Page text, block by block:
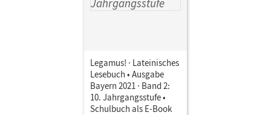
Legamus! · Lateinisches
Lesebuch • Ausgabe
Bayern 2021 · Band 2:
10. Jahrgangsstufe •
Schulbuch als E-Book